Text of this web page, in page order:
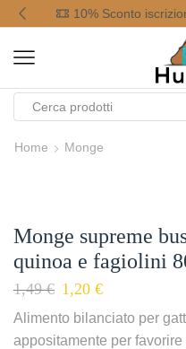
10% Sconto
Home Monge
Monge supreme
quinoa e fagiolini
1,49€ 1,20 €
Alimento bilanciato per
appositamente per